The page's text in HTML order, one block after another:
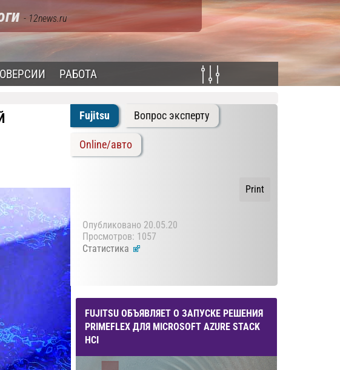
- 12news.ru
РАБОТА
Fujitsu Вопрос эксперту
Online/авто
Print
Опубликовано 20.05.20
Просмотров: 1057
Статистика
FUJITSU ОБЪЯВЛЯЕТ О ЗАПУСКЕ РЕШЕНИЯ
PRIMEFLEX ДЛЯ MICROSOFT AZURE STACK
HCI